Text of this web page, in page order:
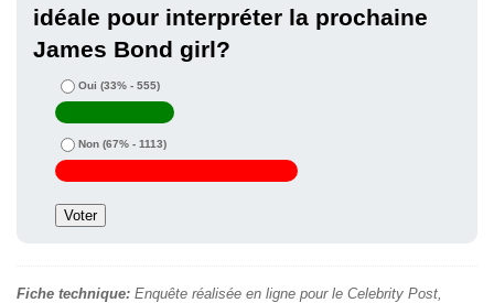
idéale pour interpréter la prochaine
James Bond girl?
Oui (33% - 555)
Non (67% - 1113)
Fiche technique: Enquête réalisée en ligne pour le Celebrity Post,